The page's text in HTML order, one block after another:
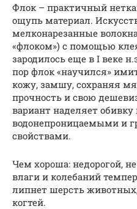
Флок – практичный
ощупь материал.
мелконарезанные
«флоком») с помощью
зародилось еще в I веке
пор флок «научился»
кожу, замшу, сохраняя
прочность и свою
вариант наделяет
водонепроницаемыми и
свойствами.
Чем хороша: недорогой,
влаги и колебаний
липнет шерсть животных,
когтей.